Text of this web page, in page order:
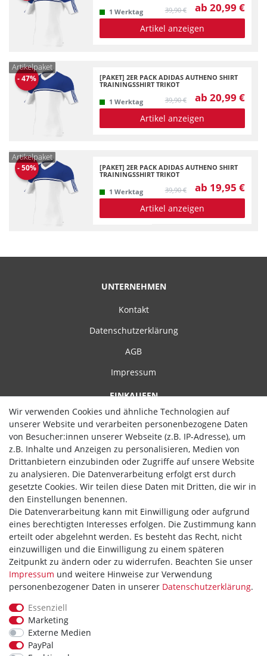
1 Werktag 39,90 € ab 20,99 €
Artikel anzeigen
-47%
Artikelpaket
[PAKET] 2ER PACK ADIDAS AUTHENO SHIRT
TRAININGSSHIRT TRIKOT
1 Werktag 39,90 € ab 20,99 €
Artikel anzeigen
-50%
Artikelpaket
[PAKET] 2ER PACK ADIDAS AUTHENO SHIRT
TRAININGSSHIRT TRIKOT
1 Werktag 39,90 € ab 19,95 €
Artikel anzeigen
UNTERNEHMEN
Kontakt
Datenschutzerklärung
AGB
Impressum
EINKAUFEN
Zahlungsarten
Versand
Widerrufsrecht
Hilfe
Vertrag widerrufen
WIR AKZEPTIEREN
WIR VERSENDEN MIT
Wir verwenden Cookies und ähnliche Technologien auf
unserer Website und verarbeiten personenbezogene Daten
von Besucher:innen unserer Webseite (z.B. IP-Adresse), um
z.B. Inhalte und Anzeigen zu personalisieren, Medien von
Drittanbietern einzubinden oder Zugriffe auf unsere Website
zu analysieren. Die Datenverarbeitung erfolgt erst durch
gesetzte Cookies. Wir teilen diese Daten mit Dritten, die wir in
den Einstellungen benennen.
Die Datenverarbeitung kann mit Einwilligung oder aufgrund
eines berechtigten Interesses erfolgen. Die Zustimmung kann
erteilt oder abgelehnt werden. Es besteht das Recht, nicht
einzuwilligen und die Einwilligung zu einem späteren
Zeitpunkt zu ändern oder zu widerrufen. Beachten Sie unser
Impressum und weitere Hinweise zur Verwendung
personenbezogener Daten in unserer Daten­schutz­erklärung.
Essenziell
Marketing
Externe Medien
PayPal